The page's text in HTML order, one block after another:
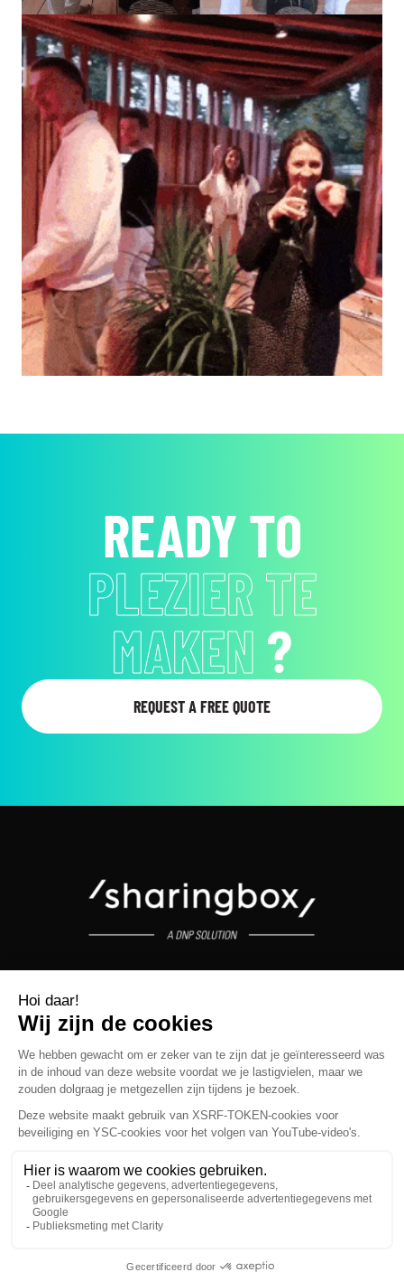
READY TO
DATA TE
VERZAMELEN
REQUEST A FREE QUOTE
LOCATIESOVER ONSONZ WAARDENONS TEAMJOBS
PHOTOBOOTH ZOETERMEERPHOTOBOOTH LAUSANNE
PHOTOBOOTH BERLINPHOTOBOOTH MILANPHOTOBOOTH BARCELONA